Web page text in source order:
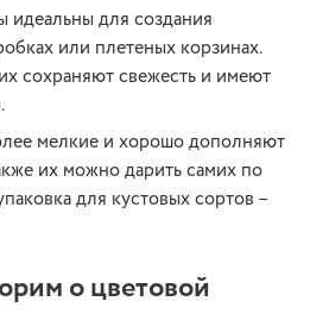
идеальны для создания
или плетеных корзинах.
сохраняют свежесть и имеют
мелкие и хорошо дополняют
их можно дарить самих по
для кустовых сортов –
о цветовой